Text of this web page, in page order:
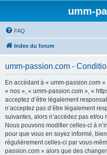
umm-
FAQ
Index du forum
umm-passion.com -
En accédant à « umm-passion.com
« nos », « umm-passion.com », «
acceptez d’être légalement
n’acceptez pas d’être légalement
suivantes, alors n’accédez pas et/ou
Nous pouvons modifier celles-ci à
pour que vous en soyez informé,
régulièrement celles-ci par vous-
passion.com » alors que des